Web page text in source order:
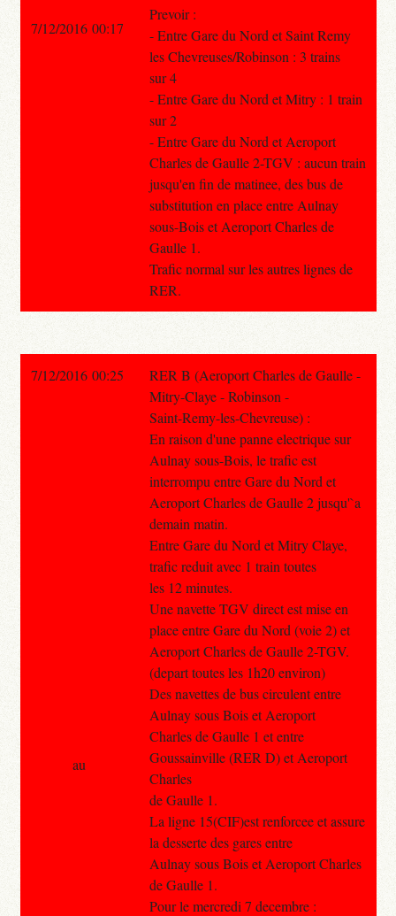
Prevoir :
- Entre Gare du Nord et Saint Remy
les Chevreuses/Robinson : 3 trains
sur 4
- Entre Gare du Nord et Mitry : 1 train
sur 2
- Entre Gare du Nord et Aeroport
Charles de Gaulle 2-TGV : aucun train
jusqu'en fin de matinee, des bus de
substitution en place entre Aulnay
sous-Bois et Aeroport Charles de
Gaulle 1.
Trafic normal sur les autres lignes de
RER.
7/12/2016 00:17
7/12/2016 00:25
RER B (Aeroport Charles de Gaulle -
Mitry-Claye - Robinson -
Saint-Remy-les-Chevreuse) :
En raison d'une panne electrique sur
Aulnay sous-Bois, le trafic est
interrompu entre Gare du Nord et
Aeroport Charles de Gaulle 2 jusqu'`a
demain matin.
Entre Gare du Nord et Mitry Claye,
trafic reduit avec 1 train toutes
les 12 minutes.
Une navette TGV direct est mise en
place entre Gare du Nord (voie 2) et
Aeroport Charles de Gaulle 2-TGV.
(depart toutes les 1h20 environ)
Des navettes de bus circulent entre
Aulnay sous Bois et Aeroport
Charles de Gaulle 1 et entre
Goussainville (RER D) et Aeroport
Charles
de Gaulle 1.
La ligne 15(CIF)est renforcee et assure
la desserte des gares entre
Aulnay sous Bois et Aeroport Charles
de Gaulle 1.
Pour le mercredi 7 decembre :
au